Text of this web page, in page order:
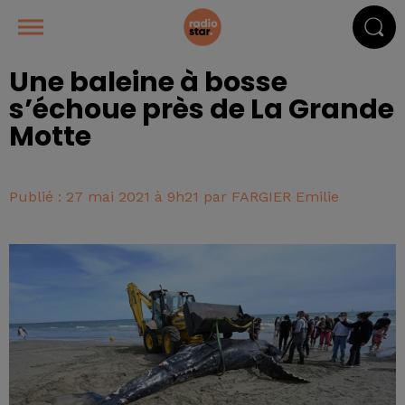
Une baleine à bosse
s’échoue près de La Grande
Motte
Publié : 27 mai 2021 à 9h21 par FARGIER Emilie